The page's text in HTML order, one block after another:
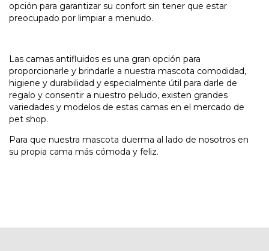
opción para garantizar su confort sin tener que estar
preocupado por limpiar a menudo.
Las camas antifluidos es una gran opción para
proporcionarle y brindarle a nuestra mascota comodidad,
higiene y durabilidad y especialmente útil para darle de
regalo y consentir a nuestro peludo, existen grandes
variedades y modelos de estas camas en el mercado de
pet shop.
Para que nuestra mascota duerma al lado de nosotros en
su propia cama más cómoda y feliz.